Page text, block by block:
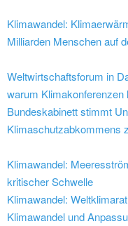
Klimawandel:
Milliarden Menschen auf
Weltwirtschaftsforum in
warum Klimakonferenzen
Bundeskabinett stimmt
Klimaschutzabkommens
Klimawandel:
kritischer Schwelle
Klimawandel:
Klimawandel und